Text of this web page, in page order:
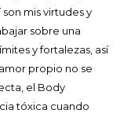
mis virtudes y
sobre una
y fortalezas, así
propio no se
el Body
tóxica cuando